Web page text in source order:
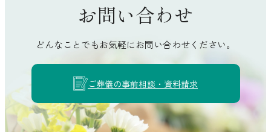
南国市
土佐市
須崎市
四万十市
土佐清水市
お問い合わせ
どんなことでもお気軽にお問い合わせください。
ご葬儀の事前相談・資料請求